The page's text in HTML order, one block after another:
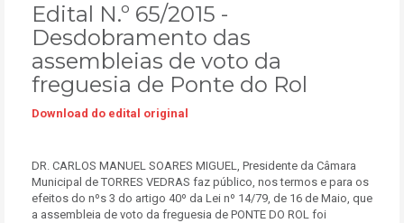
Edital N.º 65/2015 -
Desdobramento das
assembleias de voto da
freguesia de Ponte do Rol
Download do edital original
DR. CARLOS MANUEL SOARES MIGUEL, Presidente da Câmara
Municipal de TORRES VEDRAS faz público, nos termos e para os
efeitos do nºs 3 do artigo 40º da Lei nº 14/79, de 16 de Maio, que
a assembleia de voto da freguesia de PONTE DO ROL foi